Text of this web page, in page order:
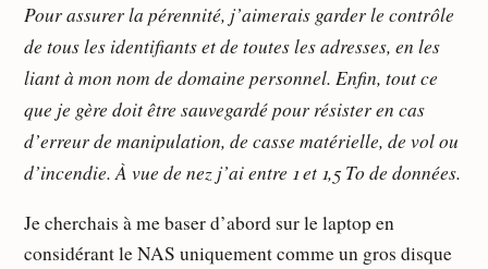
Pour assurer la pérennité, j’aimerais garder le contrôle
de tous les identifiants et de toutes les adresses, en les
liant à mon nom de domaine personnel. Enfin, tout ce
que je gère doit être sauvegardé pour résister en cas
d’erreur de manipulation, de casse matérielle, de vol ou
d’incendie. À vue de nez j’ai entre 1 et 1,5 To de données.
Je cherchais à me baser d’abord sur le laptop en
considérant le NAS uniquement comme un gros disque